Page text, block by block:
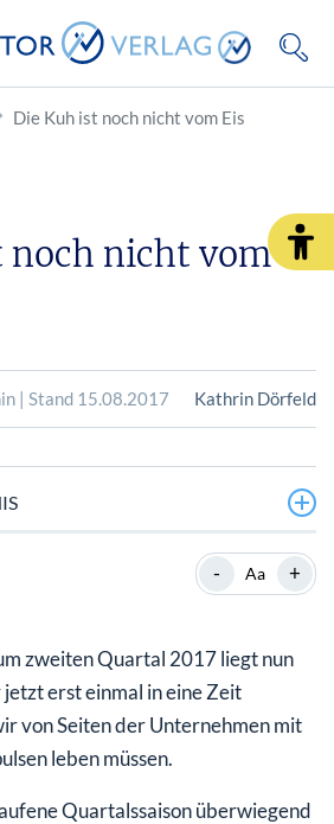
Die Kuh ist noch nicht vom Eis
noch nicht vom
| Stand 15.08.2017 Kathrin Dörfeld
vom Eis
- Aa +
zweiten Quartal 2017 liegt nun
erst einmal in eine Zeit
von Seiten der Unternehmen mit
leben müssen.
Quartalssaison überwiegend